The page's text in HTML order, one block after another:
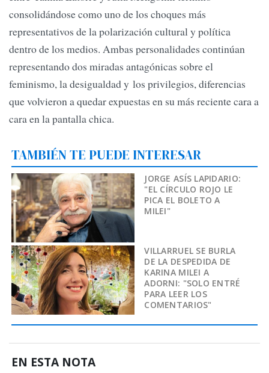
consolidándose como uno de los choques más
representativos de la polarización cultural y política
dentro de los medios. Ambas personalidades continúan
representando dos miradas antagónicas sobre el
feminismo, la desigualdad y los privilegios, diferencias
que volvieron a quedar expuestas en su más reciente cara a
cara en la pantalla chica.
TAMBIÉN TE PUEDE INTERESAR
JORGE ASÍS LAPIDARIO:
"EL CÍRCULO ROJO LE
PICA EL BOLETO A
MILEI"
VILLARRUEL SE BURLA
DE LA DESPEDIDA DE
KARINA MILEI A
ADORNI: "SOLO ENTRÉ
PARA LEER LOS
COMENTARIOS"
EN ESTA NOTA